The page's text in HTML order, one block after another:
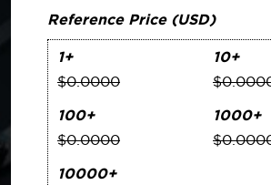
Reference Price (USD)
1+
$0.0000
10+
100+
$0.0000
1000+
10000+